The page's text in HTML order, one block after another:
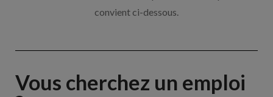
convient ci-dessous.
Vous cherchez un emploi